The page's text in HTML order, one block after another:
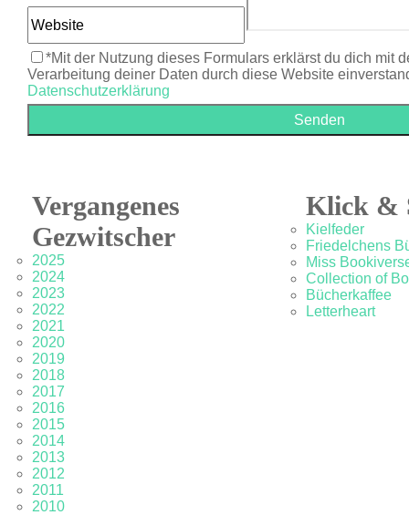
*Mit der Nutzung dieses Formulars erklärst du dich mit
Verarbeitung deiner Daten durch diese Website
Datenschutzerklärung
Vergangenes
Gezwitscher
2025
2024
2023
2022
2021
2020
2019
2018
2017
2016
2015
2014
2013
2012
2011
2010
Klick &
Kielfeder
Friedelchens
Miss
Collection of
Bücherkaffee
Letterheart